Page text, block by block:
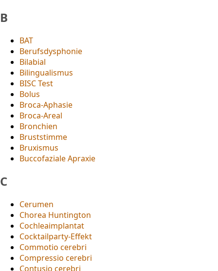
B
BAT
Berufsdysphonie
Bilabial
Bilingualismus
BISC Test
Bolus
Broca-Aphasie
Broca-Areal
Bronchien
Bruststimme
Bruxismus
Buccofaziale Apraxie
C
Cerumen
Chorea Huntington
Cochleaimplantat
Cocktailparty-Effekt
Commotio cerebri
Compressio cerebri
Contusio cerebri